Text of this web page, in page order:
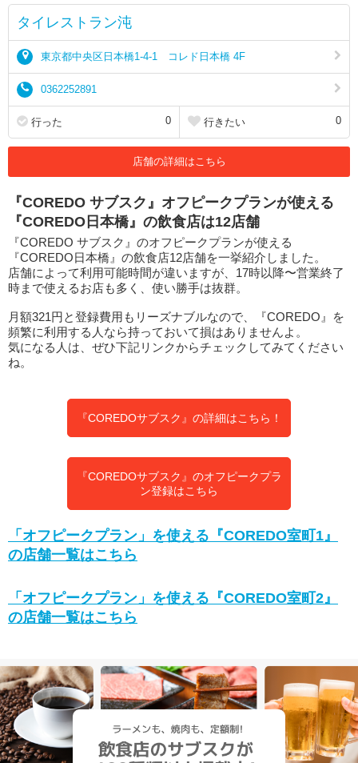
タイレストラン沌
東京都中央区日本橋1-4-1 コレド日本橋 4F
0362252891
行った 0 行きたい 0
店舗の詳細はこちら
『COREDO サブスク』オフピークプランが使える
『COREDO日本橋』の飲食店は12店舗
『COREDO サブスク』のオフピークプランが使える
『COREDO日本橋』の飲食店12店舗を一挙紹介しました。
店舗によって利用可能時間が違いますが、17時以降〜営業終了
時まで使えるお店も多く、使い勝手は抜群。
月額321円と登録費用もリーズナブルなので、『COREDO』を
頻繁に利用する人なら持っておいて損はありませんよ。
気になる人は、ぜひ下記リンクからチェックしてみてください
ね。
『COREDOサブスク』の詳細はこちら！
『COREDOサブスク』のオフピークプラ
ン登録はこちら
「オフピークプラン」を使える『COREDO室町1』
の店舗一覧はこちら
「オフピークプラン」を使える『COREDO室町2』
の店舗一覧はこちら